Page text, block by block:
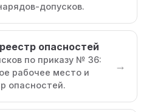
допусков.
опасностей
по приказу № 36:
рабочее место и
опасностей.
→